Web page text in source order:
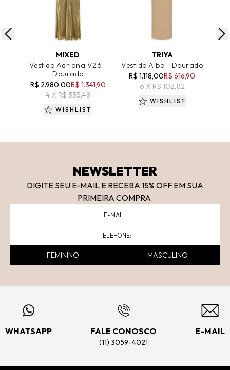
ADICIONAR AO CARRINHO
MIXED
Vestido Adriana V26 -
Dourado
R$ 2.980,00R$ 1.341,90
4 X R$ 335,48
WISHLIST
ADICIONAR AO CARRINHO
TRIYA
Vestido Alba - Dourado
R$ 1.118,00R$ 616,90
6 X R$ 102,82
WISHLIST
NEWSLETTER
DIGITE SEU E-MAIL E RECEBA 15% OFF EM SUA
PRIMEIRA COMPRA.
FEMININO MASCULINO
WHATSAPP FALE CONOSCO
(11) 3059-4021
E-MAIL